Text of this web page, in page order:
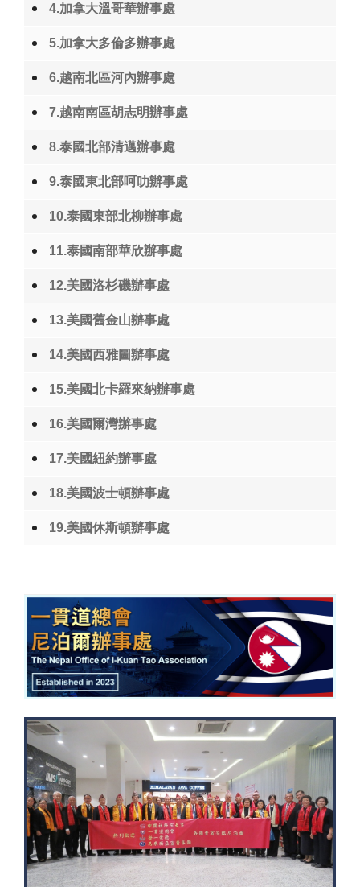
4.加拿大溫哥華辦事處
5.加拿大多倫多辦事處
6.越南北區河內辦事處
7.越南南區胡志明辦事處
8.泰國北部清邁辦事處
9.泰國東北部呵叻辦事處
10.泰國東部北柳辦事處
11.泰國南部華欣辦事處
12.美國洛杉磯辦事處
13.美國舊金山辦事處
14.美國西雅圖辦事處
15.美國北卡羅來納辦事處
16.美國爾灣辦事處
17.美國紐約辦事處
18.美國波士頓辦事處
19.美國休斯頓辦事處